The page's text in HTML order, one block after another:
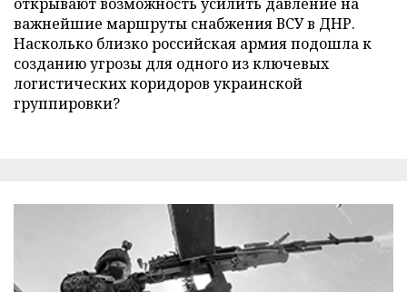
важнейшие маршруты снабжения ВСУ в ДНР.
Насколько близко российская армия подошла к
созданию угрозы для одного из ключевых
логистических коридоров украинской
группировки?